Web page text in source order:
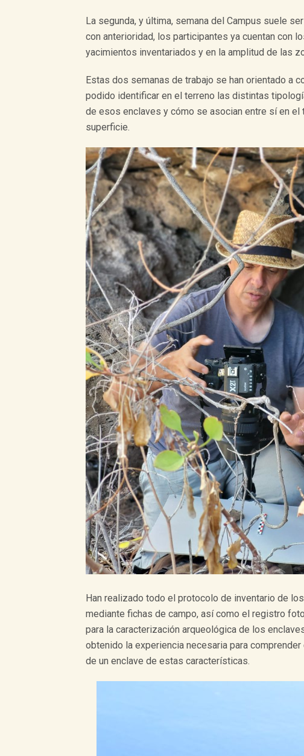
La segunda, y última, semana del Campus suele
con anterioridad, los participantes ya cuentan con
yacimientos inventariados y en la amplitud de las
Estas dos semanas de trabajo se han orientado a
podido identificar en el terreno las distintas
de esos enclaves y cómo se asocian entre sí en
superficie.
Han realizado todo el protocolo de inventario de
mediante fichas de campo, así como el registro
para la caracterización arqueológica de los
obtenido la experiencia necesaria para
de un enclave de estas características.